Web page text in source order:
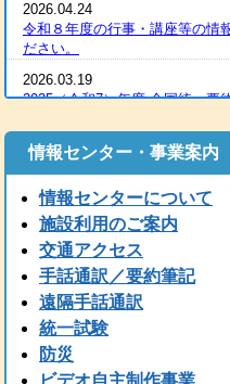
2026.04.24
令和８年度の行事・講座等の情
ださい。
2026.03.19
2025（令和7）年度 全国統一要
2026.03.07
R８年度の手話通訳者養成講座
令和８年度 手話通訳者養成講
2026.03.03
2025（令和7）年度手話通訳者
2026.01.06
1/6（火）11：00時点 電話が復
なっております。ご心配な方は
2026.01.06
1/6（火）9：00時点 現在、電
情報センター・事業案内
情報センターについて
施設利用のご案内
交通アクセス
手話通訳／要約筆記
遠隔手話通訳
統一試験
防災
ビデオ自主制作事業